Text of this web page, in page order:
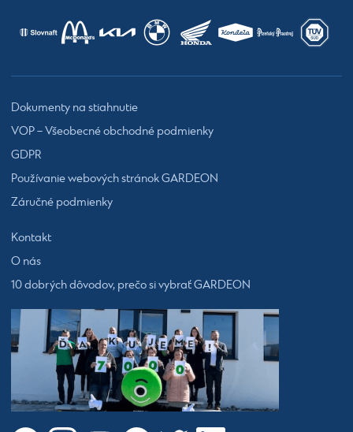
Dokumenty na stiahnutie
VOP – Všeobecné obchodné podmienky
GDPR
Používanie webových stránok GARDEON
Záručné podmienky
Kontakt
O nás
10 dobrých dôvodov, prečo si vybrať GARDEON